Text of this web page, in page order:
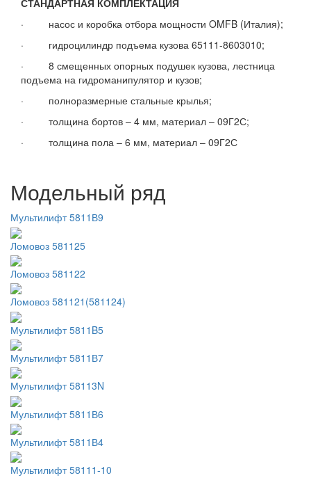
СТАНДАРТНАЯ КОМПЛЕКТАЦИЯ
· насос и коробка отбора мощности OMFB (Италия);
· гидроцилиндр подъема кузова 65111-8603010;
· 8 смещенных опорных подушек кузова, лестница
подъема на гидроманипулятор и кузов;
· полноразмерные стальные крылья;
· толщина бортов – 4 мм, материал – 09Г2С;
· толщина пола – 6 мм, материал – 09Г2С
Модельный ряд
Мультилифт 5811В9
Ломовоз 581125
Ломовоз 581122
Ломовоз 581121(581124)
Мультилифт 5811B5
Мультилифт 5811В7
Мультилифт 58113N
Мультилифт 5811В6
Мультилифт 5811В4
Мультилифт 58111-10